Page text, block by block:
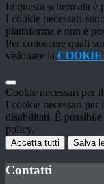
In questa schermata
I cookie necessari
piattaforma e non è
Per conoscere quali
visionare la
Cookie necessari per
I cookie necessari per
disabilitati. È
policy.
Accetta tutti Salva
Contatti